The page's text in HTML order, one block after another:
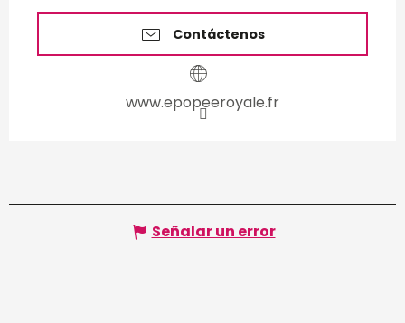
Contáctenos
www.epopeeroyale.fr
Señalar un error